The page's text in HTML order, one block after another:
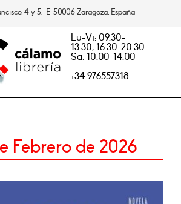
4 y 5. E-50006 Zaragoza, España
Lu-Vi: 09.30-
13.30, 16.30-20.30
Sa: 10.00-14.00
+34 976557318
Febrero de 2026